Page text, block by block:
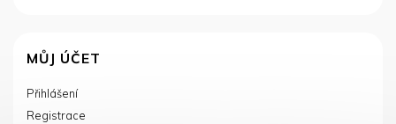
MŮJ ÚČET
Přihlášení
Registrace